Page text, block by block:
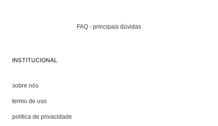
FAQ - principais dúvidas
INSTITUCIONAL
sobre nós
termo de uso
politica de privacidade